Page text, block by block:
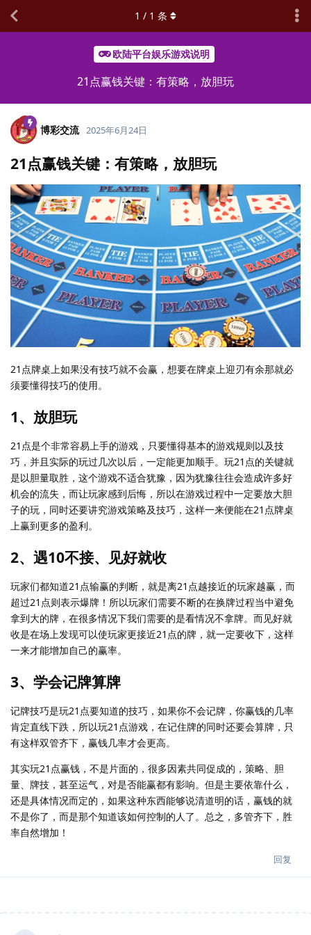
欧陆平台娱乐游戏说明
21点赢钱关键：有策略，放胆玩
1 / 1 条
博彩交流 2025年6月24日
21点赢钱关键：有策略，放胆玩
21点牌桌上如果没有技巧就不会赢，想要在牌桌上迎刃有余那就必
须要懂得技巧的使用。
1、放胆玩
21点是个非常容易上手的游戏，只要懂得基本的游戏规则以及技
巧，并且实际的玩过几次以后，一定能更加顺手。玩21点的关键就
是以胆量取胜，这个游戏不适合犹豫，因为犹豫往往会造成许多好
机会的流失，而让玩家感到后悔，所以在游戏过程中一定要放大胆
子的玩，同时还要讲究游戏策略及技巧，这样一来便能在21点牌桌
上赢到更多的盈利。
2、遇10不接、见好就收
玩家们都知道21点输赢的判断，就是离21点越接近的玩家越赢，而
超过21点则表示爆牌！所以玩家们需要不断的在换牌过程当中避免
拿到大的牌，在很多情况下我们需要的是看情况不拿牌。而见好就
收是在场上发现可以使玩家更接近21点的牌，就一定要收下，这样
一来才能增加自己的赢率。
3、学会记牌算牌
记牌技巧是玩21点要知道的技巧，如果你不会记牌，你赢钱的几率
肯定直线下跌，所以玩21点游戏，在记住牌的同时还要会算牌，只
有这样双管齐下，赢钱几率才会更高。
其实玩21点赢钱，不是片面的，很多因素共同促成的，策略、胆
量、牌技，甚至运气，对是否能赢都有影响。但是主要依靠什么，
还是具体情况而定的，如果这种东西能够说清道明的话，赢钱的就
不是你了，而是那个知道该如何控制的人了。总之，多管齐下，胜
率自然增加！
回复